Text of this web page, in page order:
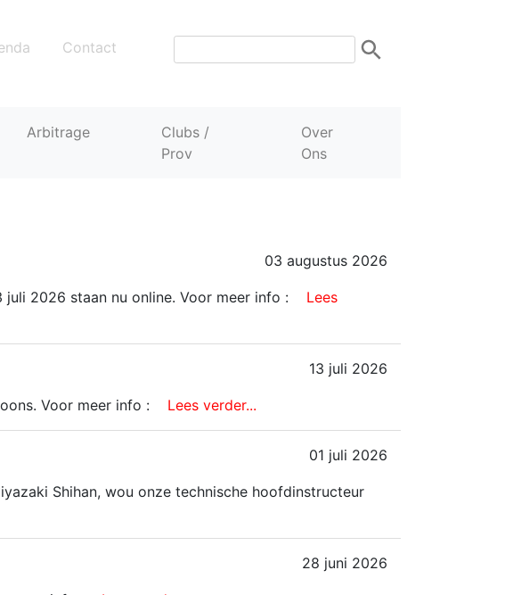
Contact
Arbitrage
Clubs /
Prov
Over
Ons
03 augustus 2026
2026 staan nu online. Voor meer info :
Lees
13 juli 2026
Voor meer info : Lees verder...
01 juli 2026
Shihan, wou onze technische hoofdinstructeur
28 juni 2026